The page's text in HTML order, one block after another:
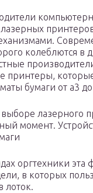
колеблются в
принтеры,
бумаги от а3 до
лазерного
момент.
оргтехники эта
в которых
лоток.